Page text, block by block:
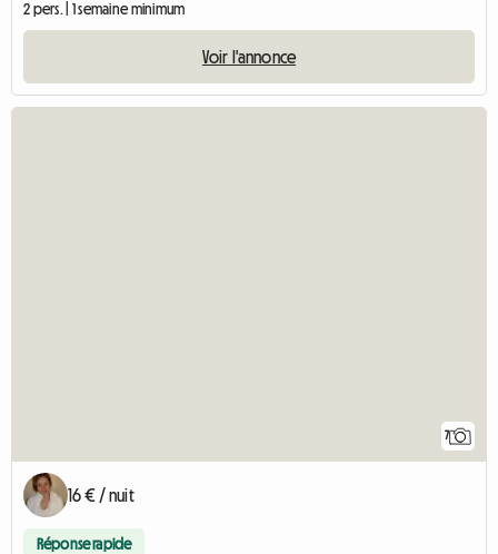
2 pers. | 1 semaine minimum
Voir l'annonce
7
16 € / nuit
Réponse rapide